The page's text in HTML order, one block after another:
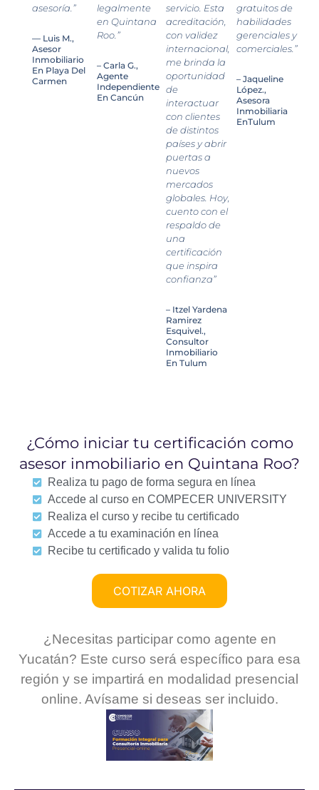
asesoría.”
— Luis M.,
Asesor
Inmobiliario
En Playa Del
Carmen
legalmente
en Quintana
Roo.”
– Carla G.,
Agente
Independiente
En Cancún
servicio. Esta
acreditación,
con validez
internacional,
me brinda la
oportunidad
de
interactuar
con clientes
de distintos
países y abrir
puertas a
nuevos
mercados
globales. Hoy,
cuento con el
respaldo de
una
certificación
que inspira
confianza”
– Itzel Yardena
Ramirez
Esquivel.,
Consultor
Inmobiliario
En Tulum
gratuitos de
habilidades
gerenciales y
comerciales.”
– Jaqueline
López.,
Asesora
Inmobiliaria
EnTulum
¿Cómo iniciar tu certificación como
asesor inmobiliario en Quintana Roo?
Realiza tu pago de forma segura en línea
Accede al curso en COMPECER UNIVERSITY
Realiza el curso y recibe tu certificado
Accede a tu examinación en línea
Recibe tu certificado y valida tu folio
COTIZAR AHORA
¿Necesitas participar como agente en
Yucatán? Este curso será específico para esa
región y se impartirá en modalidad presencial
online. Avísame si deseas ser incluido.